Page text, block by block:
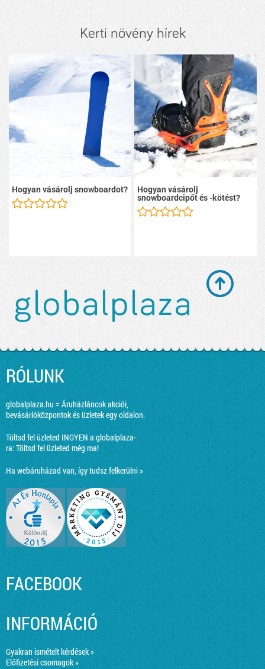
Kerti növény hírek
Hogyan vásárolj snowboardot? Hogyan vásárolj
snowboardcipőt és -kötést?
RÓLUNK
globalplaza.hu = Áruházláncok akciói,
bevásárlóközpontok és üzletek egy oldalon.
Töltsd fel üzleted INGYEN a globalplaza-
ra:Töltsd fel üzleted még ma!
Ha webáruházad van, így tudsz felkerülni »
FACEBOOK
INFORMÁCIÓ
Gyakran ismételt kérdések »
Előfizetési csomagok »